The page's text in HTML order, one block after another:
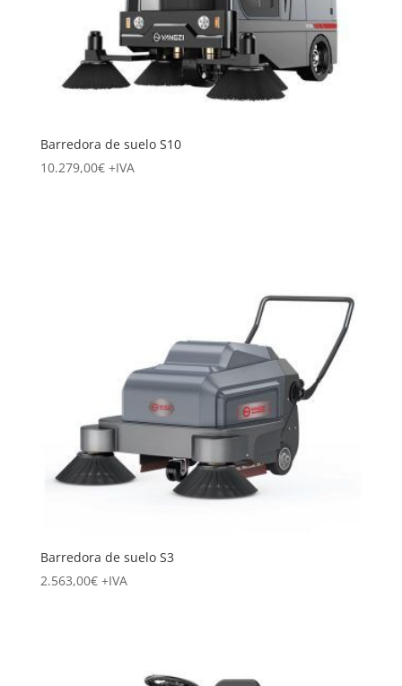
Barredora de suelo S10
10.279,00€ +IVA
Barredora de suelo S3
2.563,00€ +IVA